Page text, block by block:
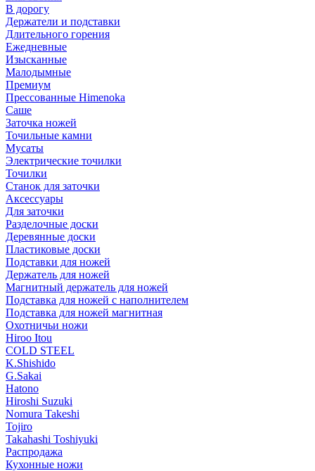
В дорогу
Держатели и подставки
Длительного горения
Ежедневные
Изысканные
Малодымные
Премиум
Прессованные Himenoka
Саше
Заточка ножей
Точильные камни
Мусаты
Электрические точилки
Точилки
Станок для заточки
Аксессуары
Для заточки
Разделочные доски
Деревянные доски
Пластиковые доски
Подставки для ножей
Держатель для ножей
Магнитный держатель для ножей
Подставка для ножей с наполнителем
Подставка для ножей магнитная
Охотничьи ножи
Hiroo Itou
COLD STEEL
K.Shishido
G.Sakai
Hatono
Hiroshi Suzuki
Nomura Takeshi
Tojiro
Takahashi Toshiyuki
Распродажа
Кухонные ножи